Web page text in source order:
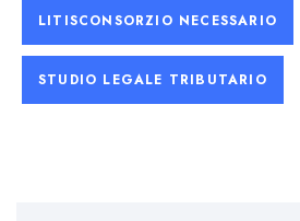
LITISCONSORZIO NECESSARIO
STUDIO LEGALE TRIBUTARIO